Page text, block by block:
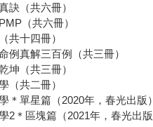
訣（共六冊）
（共六冊）
共十四冊）
例真解三百例（共三冊）
坤（共三冊）
（共二冊）
＊單星篇（2020年，春光出版）
2＊區塊篇（2021年，春光出版